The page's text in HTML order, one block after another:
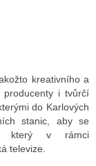
kreativního a
i tvůrčí
do Karlových
stanic, aby se
který v rámci
televize.